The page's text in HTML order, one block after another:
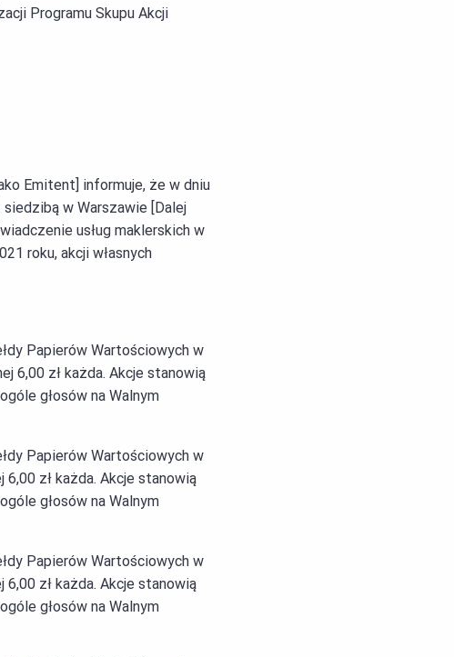
Programu Skupu Akcji
Emitent] informuje, że w dniu
w Warszawie [Dalej
usług maklerskich w
roku, akcji własnych
Papierów Wartościowych w
6,00 zł każda. Akcje stanowią
głosów na Walnym
Papierów Wartościowych w
6,00 zł każda. Akcje stanowią
głosów na Walnym
Papierów Wartościowych w
6,00 zł każda. Akcje stanowią
głosów na Walnym